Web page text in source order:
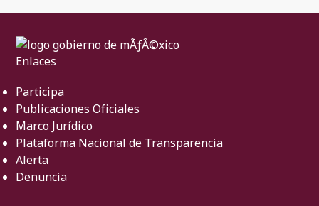
Enlaces
Participa
Publicaciones Oficiales
Marco Jurídico
Plataforma Nacional de Transparencia
Alerta
Denuncia